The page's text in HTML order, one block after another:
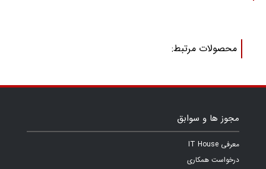
محصولات مرتبط:
مجوز ها و سوابق
معرفی IT House
درخواست همکاری